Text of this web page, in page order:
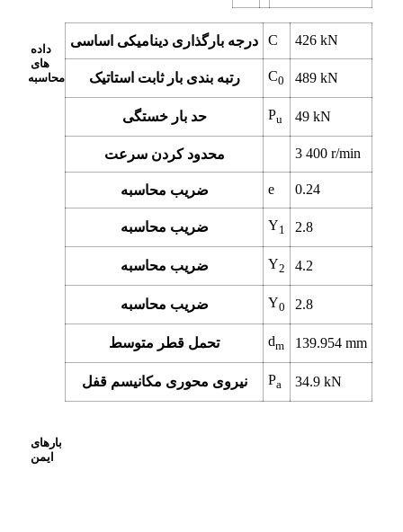
داده
های
محاسبه
درجه بارگذاری دینامیکی اساسی C 426kN
رتبه بندی بار ثابت استاتیک C0 489kN
حد بار خستگی Pu 49kN
محدود کردن سرعت 3 400r/min
ضریب محاسبه e 0.24
ضریب محاسبه Y1 2.8
ضریب محاسبه Y2 4.2
ضریب محاسبه Y0 2.8
تحمل قطر متوسط dm 139.954mm
نیروی محوری مکانیسم قفل Pa 34.9kN
بارهای
ایمن